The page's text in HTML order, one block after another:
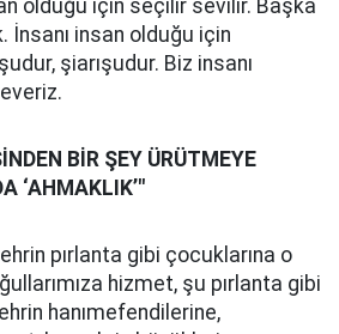
olduğu için seçilir sevilir. Başka
İnsanı insan olduğu için
şiarışudur. Biz insanı
BİR ŞEY ÜRÜTMEYE
‘AHMAKLIK’"
pırlanta gibi çocuklarına o
hizmet, şu pırlanta gibi
hanımefendilerine,